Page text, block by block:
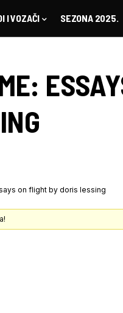
I VOZAČI SEZONA 2025.
on flight by doris lessing